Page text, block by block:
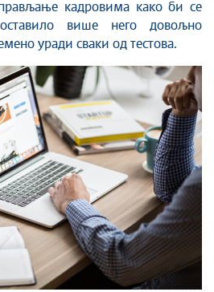
кадровима како би се
више него довољно
уради сваки од тестова.